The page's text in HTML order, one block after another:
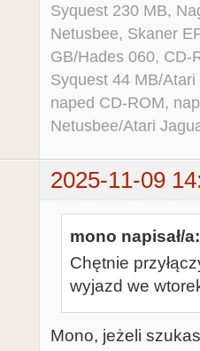
Syquest 230 MB,
Netusbee, Skaner
GB/Hades 060, CD-
Syquest 44 MB/
naped CD-ROM,
Netusbee/Atari
2025-11-09
mono napisał/a:
Chętnie
wyjazd we
Mono, jeżeli